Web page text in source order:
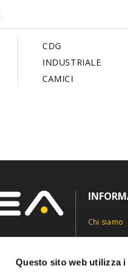
Questo sito web utilizza i
CDG
INDUSTRIALE
CAMICI
Chi siamo
Contatti
Privacy